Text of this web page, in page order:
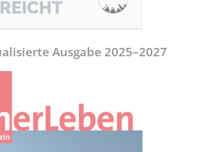
Ausgabe 2025–2027